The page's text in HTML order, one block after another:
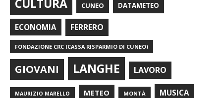
CULTURA CUNEO DATAMETEO
ECONOMIA FERRERO
FONDAZIONE CRC (CASSA RISPARMIO DI CUNEO)
GIOVANI LANGHE LAVORO
MAURIZIO MARELLO METEO MONTÀ MUSICA